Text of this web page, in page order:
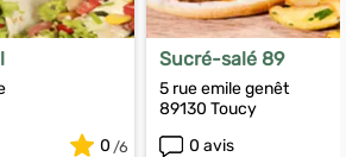
0
Sucré-salé 89
5 rue emile genêt
89130 Toucy
0 avis